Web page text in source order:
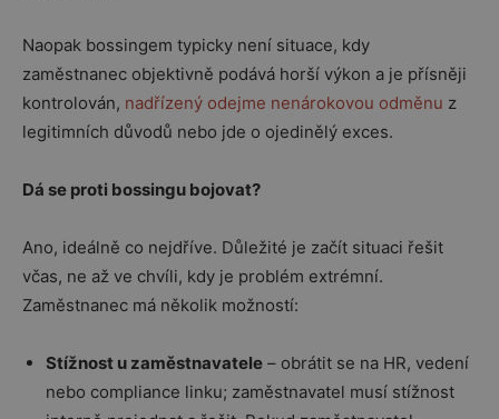
Naopak bossingem typicky není situace, kdy
zaměstnanec objektivně podává horší výkon a je přísněji
kontrolován, nadřízený odejme nenárokovou odměnu z
legitimních důvodů nebo jde o ojedinělý exces.
Dá se proti bossingu bojovat?
Ano, ideálně co nejdříve. Důležité je začít situaci řešit
včas, ne až ve chvíli, kdy je problém extrémní.
Zaměstnanec má několik možností:
Stížnost u zaměstnavatele – obrátit se na HR, vedení
nebo compliance linku; zaměstnavatel musí stížnost